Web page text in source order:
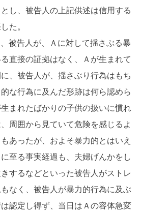
し、被告人の上記供述は信用する
た。
被告人が、Ａに対して揺さぶる暴
直接の証拠はなく、Ａが生まれて
、被告人が、揺さぶり行為はもち
な行為に及んだ形跡は何ら認めら
まれたばかりの子供の扱いに慣れ
周囲から見ていて危険を感じるよ
あったが、およそ暴力的とはいえ
至る事実経過も、夫婦げんかをし
するなどといった被告人がストレ
なく、被告人が暴力的行為に及ぶ
認定し得ず、当日はＡの容体急変